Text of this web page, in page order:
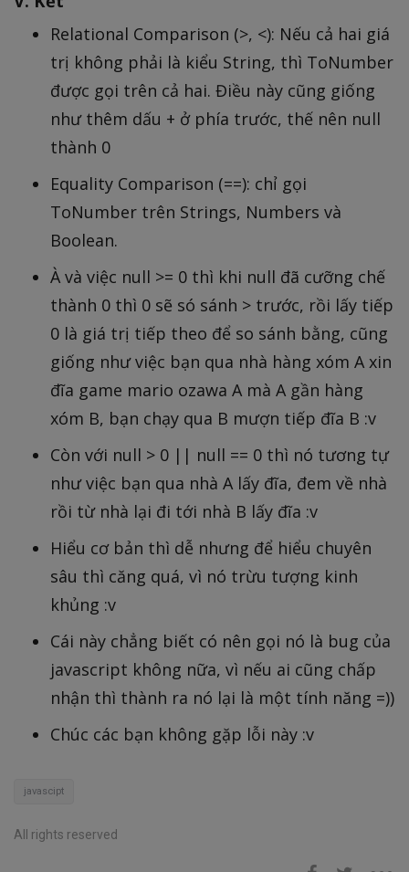
Relational Comparison (>, <): Nếu cả hai giá
trị không phải là kiểu String, thì ToNumber
được gọi trên cả hai. Điều này cũng giống
như thêm dấu + ở phía trước, thế nên null
thành 0
Equality Comparison (==): chỉ gọi
ToNumber trên Strings, Numbers và
Boolean.
À và việc null >= 0 thì khi null đã cưỡng chế
thành 0 thì 0 sẽ só sánh > trước, rồi lấy tiếp
0 là giá trị tiếp theo để so sánh bằng, cũng
giống như việc bạn qua nhà hàng xóm A xin
đĩa game mario ozawa A mà A gần hàng
xóm B, bạn chạy qua B mượn tiếp đĩa B :v
Còn với null > 0 || null == 0 thì nó tương tự
như việc bạn qua nhà A lấy đĩa, đem về nhà
rồi từ nhà lại đi tới nhà B lấy đĩa :v
Hiểu cơ bản thì dễ nhưng để hiểu chuyên
sâu thì căng quá, vì nó trừu tượng kinh
khủng :v
Cái này chẳng biết có nên gọi nó là bug của
javascript không nữa, vì nếu ai cũng chấp
nhận thì thành ra nó lại là một tính năng =))
Chúc các bạn không gặp lỗi này :v
javascipt
All rights reserved